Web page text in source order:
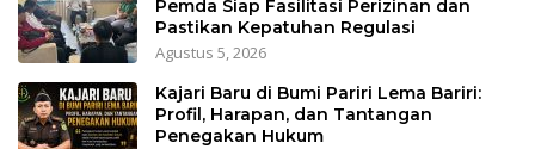
Pemda Siap Fasilitasi Perizinan dan
Pastikan Kepatuhan Regulasi
Agustus 5, 2026
Kajari Baru di Bumi Pariri Lema Bariri:
Profil, Harapan, dan Tantangan
Penegakan Hukum